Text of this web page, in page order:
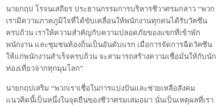
นายกฤป โรจนเสถียร ประธานกรรมการบริหารชีวาศรมกล่าว “พวก
เรามีความภาคภูมิใจที่ได้ขับเคลื่อนให้พนักงานทุกคนได้รับวัคซีน
ครบถ้วน เราให้ความสำคัญกับความปลอดภัยของแขกที่เข้าพัก
พนักงาน และชุมชนท้องถิ่นเป็นอันดับแรก เมื่อการจัดการฉีดวัคซีน
ให้แก่พนักงานสำเร็จครบถ้วน จะสามารถสร้างความเชื่อมั่นให้กับนัก
ท่องเที่ยวจากทุกมุมโลก”
นายกฤปเสริม “พวกเราเชื่อในการแบ่งปันและช่วยเหลือสังคม
แนวคิดนี้เป็นหนึ่งในจุดยืนของชีวาศรมเสมอมา นั่นเป็นเหตุผลที่เรา